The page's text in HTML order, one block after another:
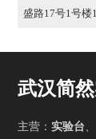
盛路17号1号楼
武汉简
主营： 实验台